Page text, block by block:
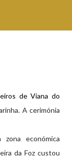
de Viana do
A cerimónia
zona económica
da Foz custou